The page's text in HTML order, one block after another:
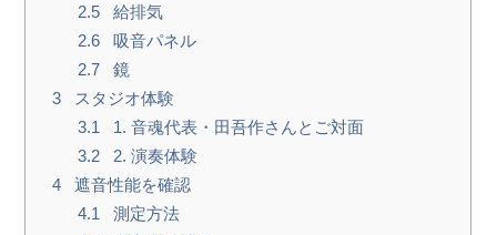
2.5
給排気
2.6
吸音パネル
2.7
鏡
3
スタジオ体験
3.1
1. 音魂代表・田吾作さんとご対面
3.2
2. 演奏体験
4
遮音性能を確認
4.1
測定方法